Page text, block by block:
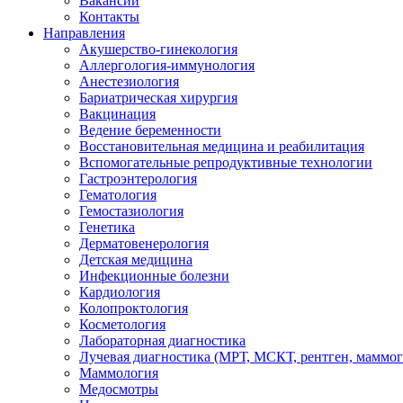
Контакты
Направления
Акушерство-гинекология
Аллергология-иммунология
Анестезиология
Бариатрическая хирургия
Вакцинация
Ведение беременности
Восстановительная медицина и реабилитация
Вспомогательные репродуктивные технологии
Гастроэнтерология
Гематология
Гемостазиология
Генетика
Дерматовенерология
Детская медицина
Инфекционные болезни
Кардиология
Колопроктология
Косметология
Лабораторная диагностика
Лучевая диагностика (МРТ, МСКТ, рентген,
Маммология
Медосмотры